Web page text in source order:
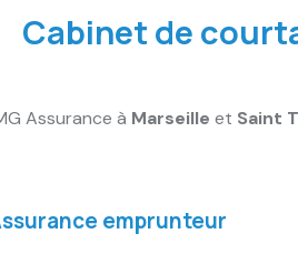
Cabinet de
Assurance à Marseille et Saint
emprunteur